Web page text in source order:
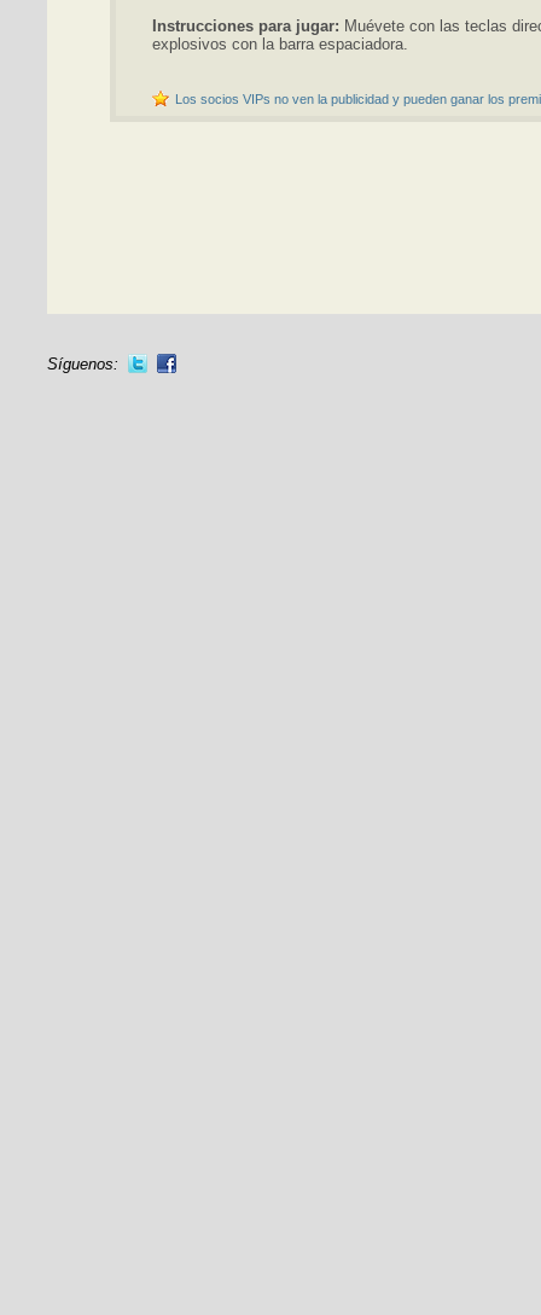
Instrucciones para jugar: Muévete con las teclas
explosivos con la barra espaciadora.
Los socios VIPs no ven la publicidad y pueden ganar los
Síguenos: